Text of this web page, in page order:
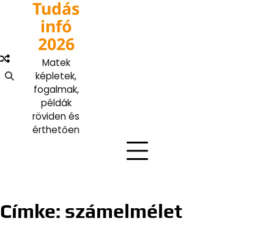
Tudás
infó
2026
Matek
képletek,
fogalmak,
példák
röviden és
érthetően
Címke: számelmélet